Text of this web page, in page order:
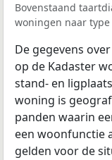
Bovenstaand
woningen naar
De gegevens
op de Kadaster
stand- en
woning is
panden waarin
een woonfunctie
gelden voor de